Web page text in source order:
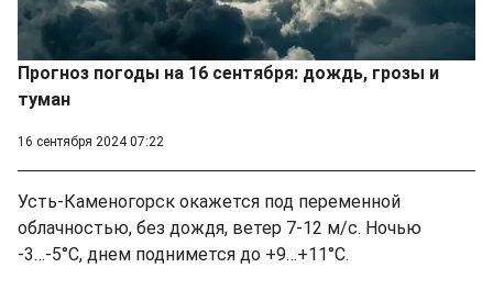
Прогноз погоды на 16 сентября: дождь, грозы и
туман
16 сентября 2024 07:22
Усть-Каменогорск окажется под переменной
облачностью, без дождя, ветер 7-12 м/с. Ночью
-3…-5°C, днем поднимется до +9…+11°C.